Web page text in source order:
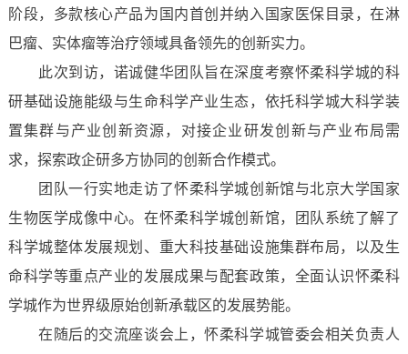
阶段，多款核心产品为国内首创并纳入国家医保目录，在淋
巴瘤、实体瘤等治疗领域具备领先的创新实力。
此次到访，诺诚健华团队旨在深度考察怀柔科学城的科
研基础设施能级与生命科学产业生态，依托科学城大科学装
置集群与产业创新资源，对接企业研发创新与产业布局需
求，探索政企研多方协同的创新合作模式。
团队一行实地走访了怀柔科学城创新馆与北京大学国家
生物医学成像中心。在怀柔科学城创新馆，团队系统了解了
科学城整体发展规划、重大科技基础设施集群布局，以及生
命科学等重点产业的发展成果与配套政策，全面认识怀柔科
学城作为世界级原始创新承载区的发展势能。
在随后的交流座谈会上，怀柔科学城管委会相关负责人